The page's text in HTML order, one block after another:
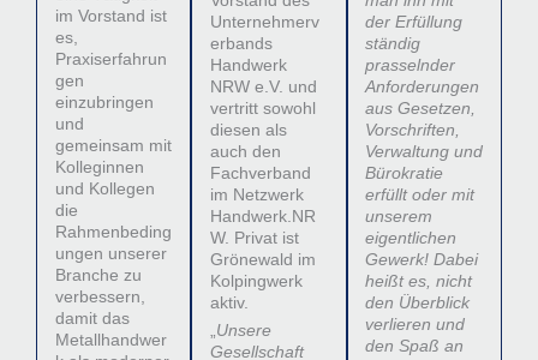
im Vorstand ist
es,
Praxiserfahrun
gen
einzubringen
und
gemeinsam mit
Kolleginnen
und Kollegen
die
Rahmenbeding
ungen unserer
Branche zu
verbessern,
damit das
Metallhandwer
Unternehmerv
erbands
Handwerk
NRW e.V. und
vertritt sowohl
diesen als
auch den
Fachverband
im Netzwerk
Handwerk.NR
W. Privat ist
Grönewald im
Kolpingwerk
aktiv.
Unsere
Gesellschaft
der Erfüllung
ständig
prasselnder
Anforderungen
aus Gesetzen,
Vorschriften,
Verwaltung und
Bürokratie
erfüllt oder mit
unserem
eigentlichen
Gewerk! Dabei
heißt es, nicht
den Überblick
verlieren und
den Spaß an